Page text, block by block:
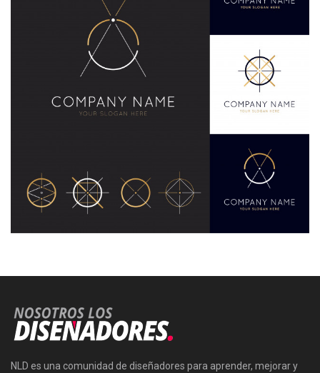
NLD es una comunidad de diseñadores para aprender, mejorar y